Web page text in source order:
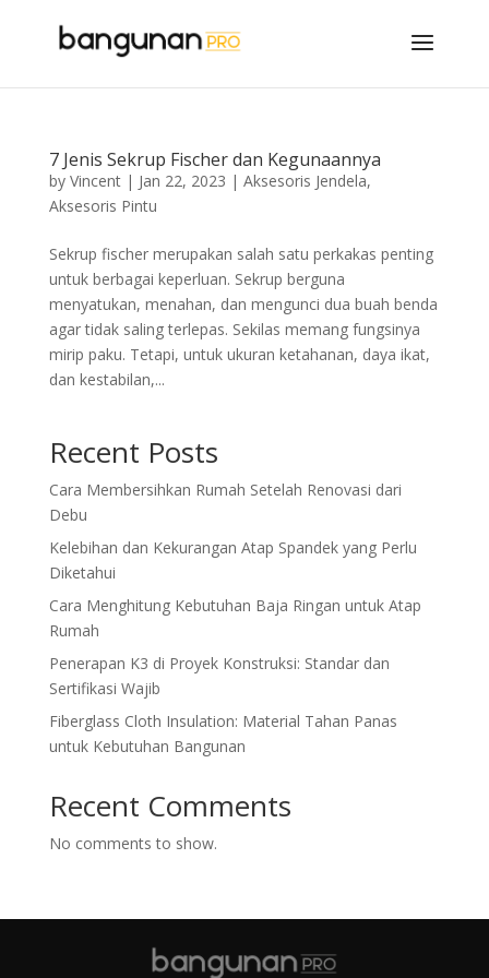
7 Jenis Sekrup Fischer dan Kegunaannya
by Vincent| Jan 22, 2023 | Aksesoris Jendela,
Aksesoris Pintu
Sekrup fischer merupakan salah satu perkakas penting
untuk berbagai keperluan. Sekrup berguna
menyatukan, menahan, dan mengunci dua buah benda
agar tidak saling terlepas. Sekilas memang fungsinya
mirip paku. Tetapi, untuk ukuran ketahanan, daya ikat,
dan kestabilan,...
Recent Posts
Cara Membersihkan Rumah Setelah Renovasi dari
Debu
Kelebihan dan Kekurangan Atap Spandek yang Perlu
Diketahui
Cara Menghitung Kebutuhan Baja Ringan untuk Atap
Rumah
Penerapan K3 di Proyek Konstruksi: Standar dan
Sertifikasi Wajib
Fiberglass Cloth Insulation: Material Tahan Panas
untuk Kebutuhan Bangunan
Recent Comments
No comments to show.